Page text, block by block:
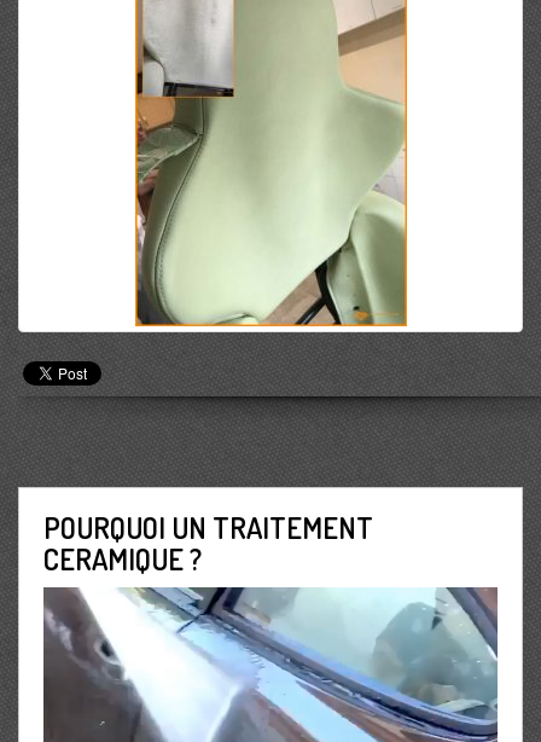
POURQUOI UN TRAITEMENT
CERAMIQUE ?
Lecteur
vidéo